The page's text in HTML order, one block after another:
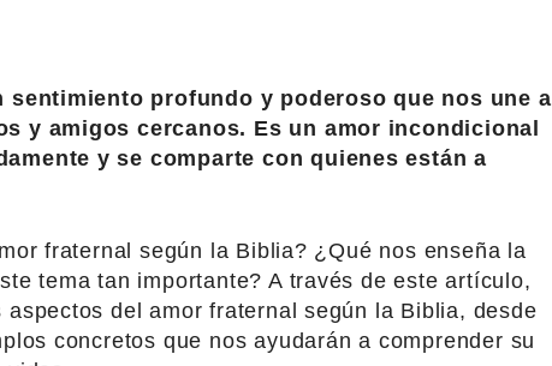
sentimiento profundo y poderoso que nos une a
y amigos cercanos. Es un amor incondicional
y se comparte con quienes están a
fraternal según la Biblia? ¿Qué nos enseña la
tema tan importante? A través de este artículo,
del amor fraternal según la Biblia, desde
concretos que nos ayudarán a comprender su